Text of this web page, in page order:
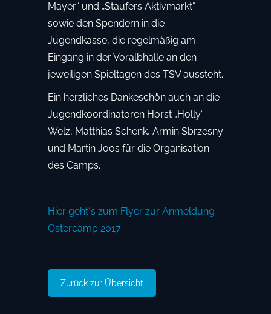
Mayer“ und „Staufers Aktivmarkt“
sowie den Spendern in die
Jugendkasse, die regelmäßig am
Eingang in der Voralbhalle an den
jeweiligen Spieltagen des TSV aussteht.
Ein herzliches Dankeschön auch an die
Jugendkoordinatoren Horst „Holly“
Welz, Matthias Schenk, Armin Sbrzesny
und Martin Joos für die Organisation
des Camps.
Hier geht´s zum Flyer zur Anmeldung
Ostercamp 2017
Zurück zur Übersicht